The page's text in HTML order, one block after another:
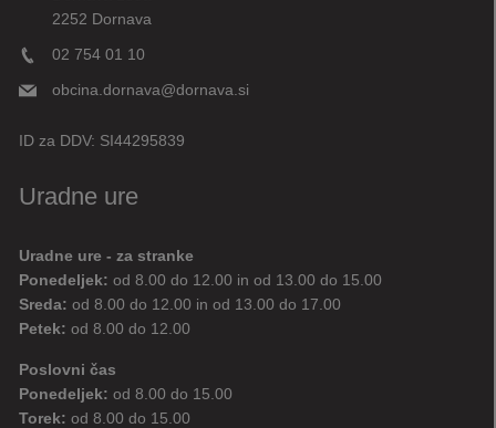
2252 Dornava
02 754 01 10
obcina.dornava@dornava.si
ID za DDV: SI44295839
Uradne ure
Uradne ure - za stranke
Ponedeljek: od 8.00 do 12.00 in od 13.00 do 15.00
Sreda: od 8.00 do 12.00 in od 13.00 do 17.00
Petek: od 8.00 do 12.00
Poslovni čas
Ponedeljek: od 8.00 do 15.00
Torek: od 8.00 do 15.00